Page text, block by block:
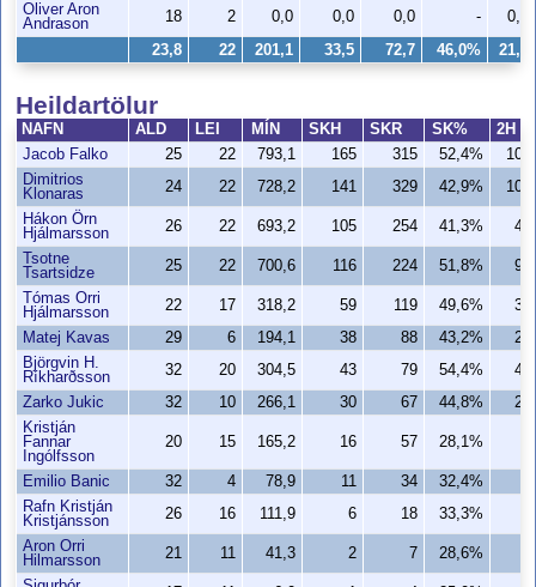
Heildartölur
NAFN ALD LEI MÍN SKH SKR SK%
2H
Jacob Falko
25 22 793,1 165 315 52,4%
103
Dimitrios
Klonaras
24 22 728,2 141 329 42,9%
107
Hákon Örn
Hjálmarsson
26 22 693,2 105 254 41,3%
42
Tsotne
Tsartsidze
25 22 700,6 116 224 51,8%
93
Tómas Orri
Hjálmarsson
22 17 318,2 59 119 49,6%
31
Matej Kavas
29 6 194,1 38 88 43,2%
22
Björgvin H.
Ríkharðsson
32 20 304,5 43 79 54,4%
41
Zarko Jukic
32 10 266,1 30 67 44,8%
25
Kristján
Fannar
Ingólfsson
20 15 165,2 16 57 28,1%
Emilio Banic 32 4 78,9 11 34 32,4%
Rafn Kristján
Kristjánsson
26 16 111,9 6 18 33,3%
Aron Orri
Hilmarsson
21 11 41,3 2 7 28,6%
Oliver Aron
Andrason
18 2 0,0 0,0 0,0 - 0,0
23,8 22 201,1 33,5 72,7 46,0% 21,8